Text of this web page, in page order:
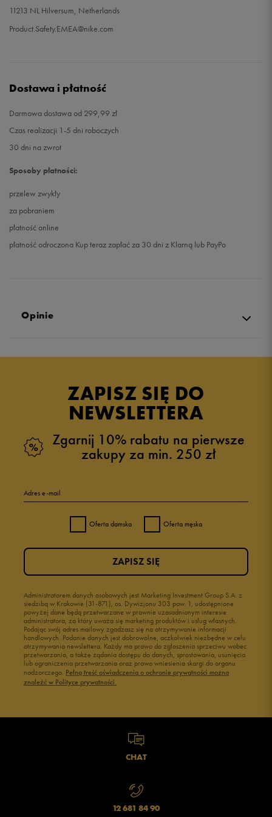
11213 NL Hilversum, Netherlands
Product.Safety.EMEA@nike.com
Dostawa i płatność
Darmowa dostawa od 299,99 zł
Czas realizacji 1-5 dni roboczych
30 dni na zwrot
Sposoby płatności:
przelew zwykły
za pobraniem
płatność online
płatność odroczona Kup teraz zapłać za 30 dni z Klarną lub PayPo
Opinie
ZAPISZ SIĘ DO
NEWSLETTERA
Zgarnij 10% rabatu na pierwsze
zakupy za min. 250 zł
Adres e-mail
Oferta damska Oferta męska
Administratorem danych osobowych jest Marketing Investment Group S.A. z
siedzibą w Krakowie (31-871), os. Dywizjonu 303 paw. 1, udostępnione
powyżej dane będą przetwarzane w prawnie uzasadnionym interesie
administratora, za który uważa się marketing produktów i usług własnych.
Podając swój adres mailowy zgadzasz się na otrzymywanie informacji
handlowych. Podanie danych jest dobrowolne, aczkolwiek niezbędne w celu
otrzymywania newslettera. Każdy ma prawo do zgłoszenia sprzeciwu wobec
przetwarzania, a także żądania dostępu do danych, sprostowania, usunięcia
lub ograniczenia przetwarzania oraz prawo wniesienia skargi do organu
nadzorczego. Pełną treść oświadczenia o ochronie prywatności można
znaleźć w Polityce prywatności.
ZAPISZ SIĘ
CHAT
12 681 84 90